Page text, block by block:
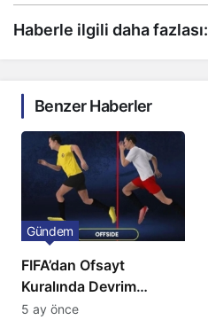
Haberle ilgili daha fazlası:
Benzer Haberler
FIFA’dan Ofsayt
Kuralında Devrim
Niteliğinde Onay
Gündem
5 ay önce